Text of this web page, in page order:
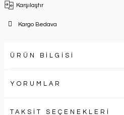
Karşılaştır
Kargo Bedava
ÜRÜN BİLGİSİ
YORUMLAR
TAKSİT SEÇENEKLERİ